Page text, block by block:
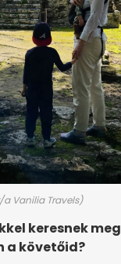
a Vanilia Travels)
keresnek meg
a követőid?